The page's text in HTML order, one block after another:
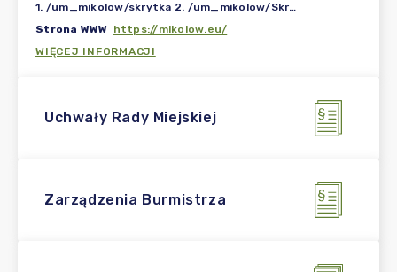
1. /um_mikolow/skrytka 2. /um_mikolow/SkrytkaESP
Strona WWW https://mikolow.eu/
WIĘCEJ INFORMACJI
Uchwały Rady Miejskiej
Zarządzenia Burmistrza